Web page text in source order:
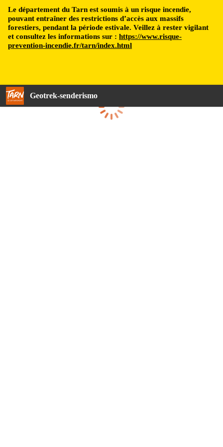
Le département du Tarn est soumis à un risque incendie,
pouvant entraîner des restrictions d’accès aux massifs
forestiers, pendant la période estivale. Veillez à rester vigilant
et consultez les informations sur : https://www.risque-
prevention-incendie.fr/tarn/index.html
Geotrek-senderismo
Cargando